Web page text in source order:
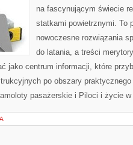
na fascynującym świecie
statkami powietrznymi. To
nowoczesne rozwiązania
do latania, a treści
jako centrum informacji, które
po obszary
pasażerskie i Piloci i życie